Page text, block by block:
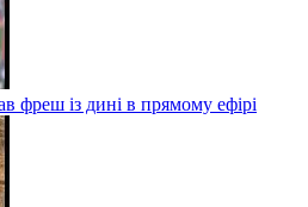
фреш із дині в прямому ефірі